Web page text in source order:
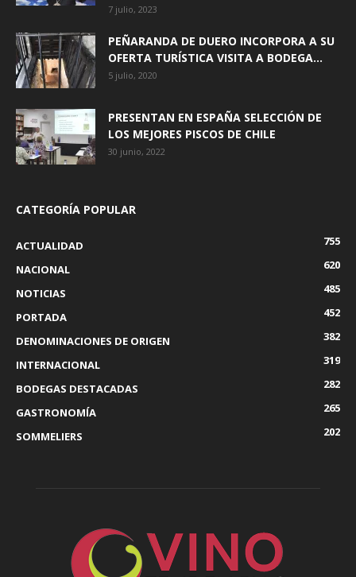
7 julio, 2023
PEÑARANDA DE DUERO INCORPORA A SU
OFERTA TURÍSTICA VISITA A BODEGA...
5 julio, 2020
PRESENTAN EN ESPAÑA SELECCIÓN DE
LOS MEJORES PISCOS DE CHILE
30 junio, 2022
CATEGORÍA POPULAR
ACTUALIDAD
755
NACIONAL
620
NOTICIAS
485
PORTADA
452
DENOMINACIONES DE ORIGEN
382
INTERNACIONAL
319
BODEGAS DESTACADAS
282
GASTRONOMÍA
265
SOMMELIERS
202